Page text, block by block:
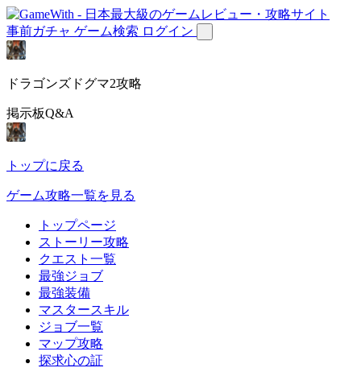
事前ガチャ ゲーム検索 ログイン
ドラゴンズドグマ2攻略
掲示板Q&A
トップに戻る
ゲーム攻略一覧を見る
トップページ
ストーリー攻略
クエスト一覧
最強ジョブ
最強装備
マスタースキル
ジョブ一覧
マップ攻略
探求心の証